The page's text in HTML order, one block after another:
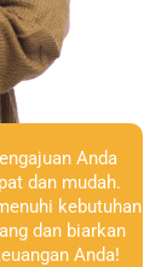
Anda
dan mudah.
kebutuhan
dan biarkan
Anda!